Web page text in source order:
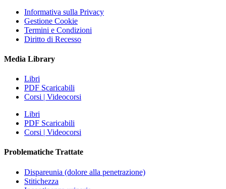
Informativa sulla Privacy
Gestione Cookie
Termini e Condizioni
Diritto di Recesso
Media Library
Libri
PDF Scaricabili
Corsi | Videocorsi
Libri
PDF Scaricabili
Corsi | Videocorsi
Problematiche Trattate
Dispareunia (dolore alla penetrazione)
Stitichezza